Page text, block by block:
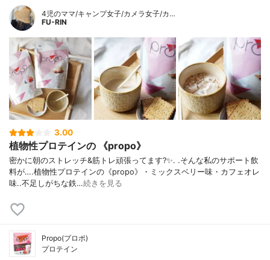
4児のママ/キャンプ女子/カメラ女子/カ…
FU-RIN
3.00
植物性プロテインの 《propo》
密かに朝のストレッチ&筋トレ頑張ってます?✨. .そんな私のサポート飲
料が….植物性プロテインの《propo》・ミックスベリー味・カフェオレ
味..不足しがちな鉄…続きを見る
Propo(プロポ)
プロテイン